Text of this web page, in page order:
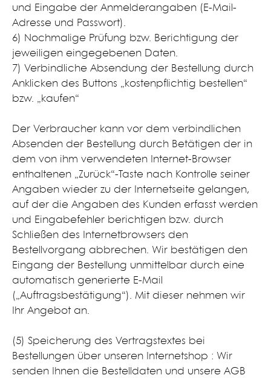
und Eingabe der Anmelderangaben (E-Mail-
Adresse und Passwort).
6) Nochmalige Prüfung bzw. Berichtigung der
jeweiligen eingegebenen Daten.
7) Verbindliche Absendung der Bestellung durch
Anklicken des Buttons „kostenpflichtig bestellen“
bzw. „kaufen“​
Der Verbraucher kann vor dem verbindlichen
Absenden der Bestellung durch Betätigen der in
dem von ihm verwendeten Internet-Browser
enthaltenen „Zurück“-Taste nach Kontrolle seiner
Angaben wieder zu der Internetseite gelangen,
auf der die Angaben des Kunden erfasst werden
und Eingabefehler berichtigen bzw. durch
Schließen des Internetbrowsers den
Bestellvorgang abbrechen. Wir bestätigen den
Eingang der Bestellung unmittelbar durch eine
automatisch generierte E-Mail
(„Auftragsbestätigung“). Mit dieser nehmen wir
Ihr Angebot an.
(5) Speicherung des Vertragstextes bei
Bestellungen über unseren Internetshop : Wir
senden Ihnen die Bestelldaten und unsere AGB